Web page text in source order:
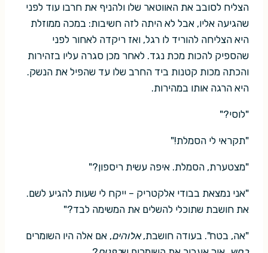
הצליח לסובב את האווטאר שלו ולהניף את חרבו עוד לפני
שהגיעה אליו, אבל לא היתה לזה חשיבות: במכה ממוזלת
היא הצליחה להוריד לו רגל, ואז ריקדה לאחור לפני
שהספיק להכות מכת נגד. לאחר מכן סגרה עליו בזהירות
והכתה מכות קטנות ביד החרב שלו עד שהפיל את הנשק.
היא הרגה אותו במהירות.
"לוסי?"
"תקראי לי הסמלת!"
"מצטערת, הסמלת. איפה עשית ריספון?"
"אני נמצאת בבודי אלקטריק – ייקח לי שעות להגיע לשם.
את חושבת שתוכלי להשלים את המשימה לבד?"
"אה, בטח". בעודה חושבת,אלוהים, אם אלה היו השומרים